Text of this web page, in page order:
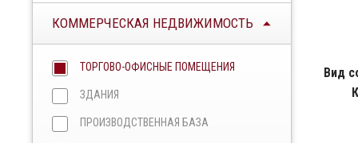
КОММЕРЧЕСКАЯ НЕДВИЖИМОСТЬ
ТОРГОВО-ОФИСНЫЕ ПОМЕЩЕНИЯ
ЗДАНИЯ
ПРОИЗВОДСТВЕННАЯ БАЗА
Вид